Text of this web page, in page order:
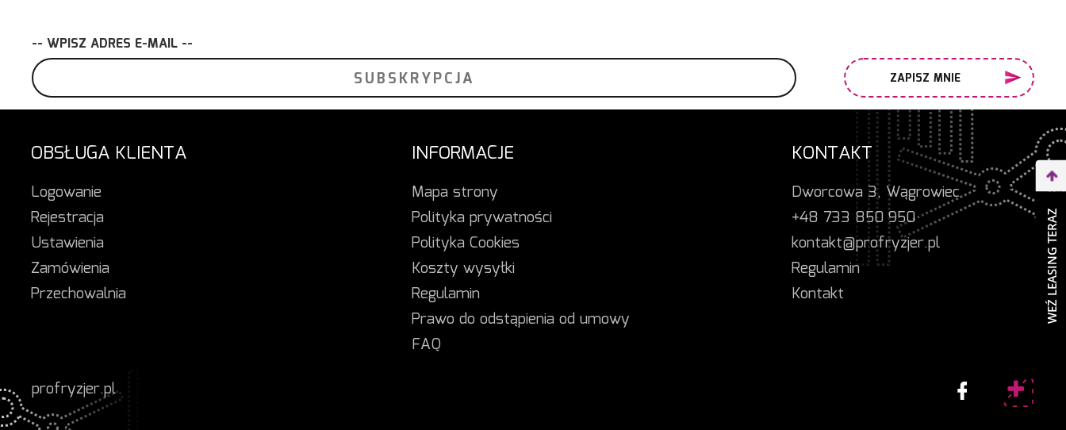
-- WPISZ ADRES E-MAIL --
ZAPISZ MNIE
OBSŁUGA KLIENTA
Logowanie
Rejestracja
Ustawienia
Zamówienia
Przechowalnia
INFORMACJE
Mapa strony
Polityka prywatności
Polityka Cookies
Koszty wysyłki
Regulamin
Prawo do odstąpienia od umowy
FAQ
KONTAKT
Dworcowa 3, Wągrowiec
+48 733 850 950
kontakt@profryzjer.pl
Regulamin
Kontakt
profryzjer.pl
WEŹ LEASING TERAZ